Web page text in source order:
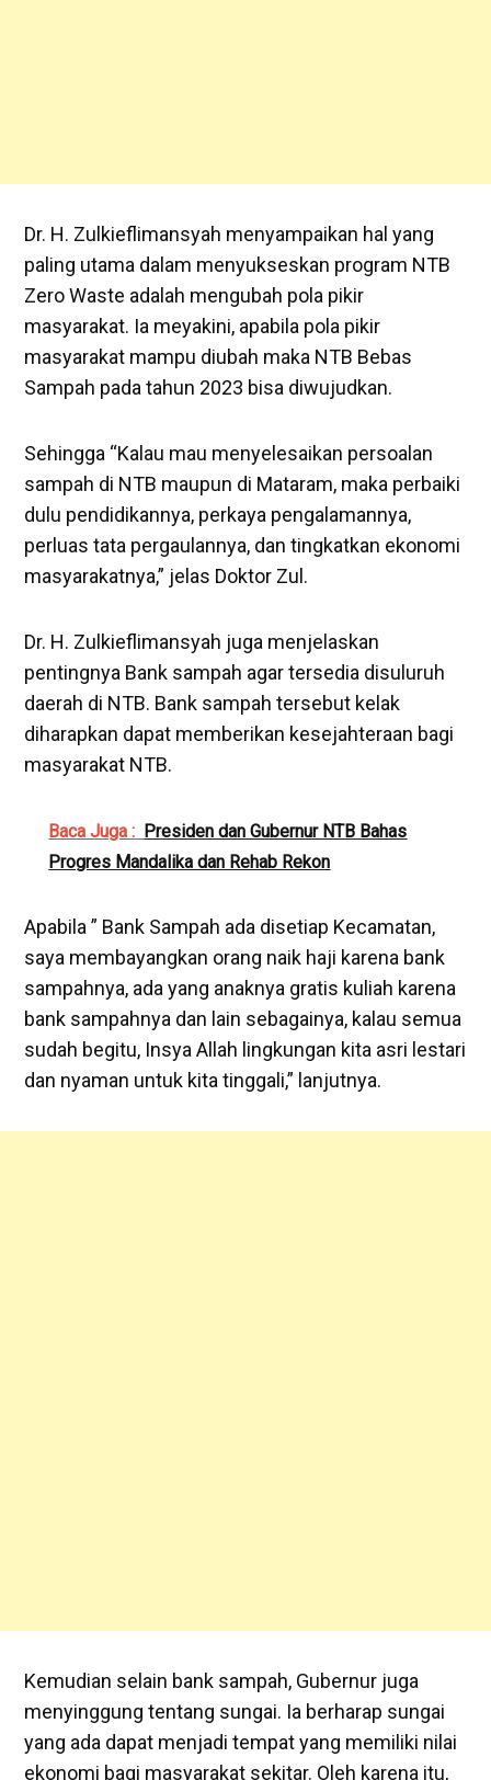
Dr. H. Zulkieflimansyah menyampaikan hal yang
paling utama dalam menyukseskan program NTB
Zero Waste adalah mengubah pola pikir
masyarakat. Ia meyakini, apabila pola pikir
masyarakat mampu diubah maka NTB Bebas
Sampah pada tahun 2023 bisa diwujudkan.
Sehingga “Kalau mau menyelesaikan persoalan
sampah di NTB maupun di Mataram, maka perbaiki
dulu pendidikannya, perkaya pengalamannya,
perluas tata pergaulannya, dan tingkatkan ekonomi
masyarakatnya,” jelas Doktor Zul.
Dr. H. Zulkieflimansyah juga menjelaskan
pentingnya Bank sampah agar tersedia disuluruh
daerah di NTB. Bank sampah tersebut kelak
diharapkan dapat memberikan kesejahteraan bagi
masyarakat NTB.
Baca Juga : Presiden dan Gubernur NTB Bahas
Progres Mandalika dan Rehab Rekon
Apabila ” Bank Sampah ada disetiap Kecamatan,
saya membayangkan orang naik haji karena bank
sampahnya, ada yang anaknya gratis kuliah karena
bank sampahnya dan lain sebagainya, kalau semua
sudah begitu, Insya Allah lingkungan kita asri lestari
dan nyaman untuk kita tinggali,” lanjutnya.
Kemudian selain bank sampah, Gubernur juga
menyinggung tentang sungai. Ia berharap sungai
yang ada dapat menjadi tempat yang memiliki nilai
ekonomi bagi masyarakat sekitar. Oleh karena itu,